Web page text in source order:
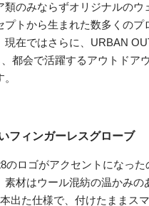
類のみならずオリジナルのウ
プトから生まれた数多くのプ
現在ではさらに、URBAN
都会で活躍するアウトドア
フィンガーレスグローブ
のロゴがアクセントになっ
素材はウール混紡の温かみの
出た仕様で、付けたままス